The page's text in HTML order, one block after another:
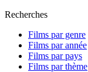
Recherches
Films par genre
Films par année
Films par pays
Films par thème